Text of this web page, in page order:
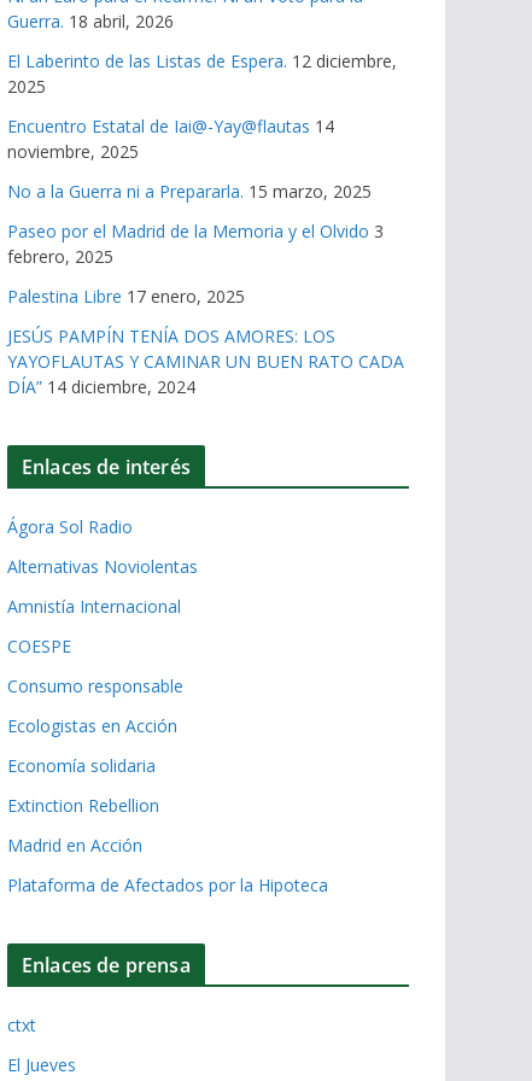
Guerra. 18 abril, 2026
El Laberinto de las Listas de Espera. 12 diciembre,
2025
Encuentro Estatal de Iai@-Yay@flautas 14
noviembre, 2025
No a la Guerra ni a Prepararla. 15 marzo, 2025
Paseo por el Madrid de la Memoria y el Olvido 3
febrero, 2025
Palestina Libre 17 enero, 2025
JESÚS PAMPÍN TENÍA DOS AMORES: LOS
YAYOFLAUTAS Y CAMINAR UN BUEN RATO CADA
DÍA” 14 diciembre, 2024
Enlaces de interés
Ágora Sol Radio
Alternativas Noviolentas
Amnistía Internacional
COESPE
Consumo responsable
Ecologistas en Acción
Economía solidaria
Extinction Rebellion
Madrid en Acción
Plataforma de Afectados por la Hipoteca
Enlaces de prensa
ctxt
El Jueves